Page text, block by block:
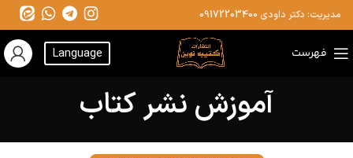
مدیریت: دکتر داودی 09172203400
فهرست Language
آموزش نشر کتاب